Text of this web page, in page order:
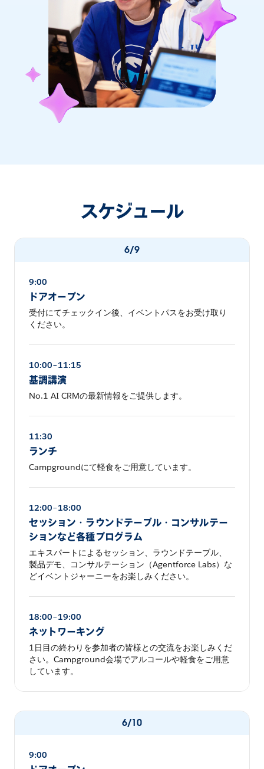
スケジュール
6/9
9:00
ドアオープン
受付にてチェックイン後、イベントパスをお受け取り
ください。
10:00–11:15
基調講演
No.1 AI CRMの最新情報をご提供します。
11:30
ランチ
Campgroundにて軽食をご用意しています。
12:00–18:00
セッション・ラウンドテーブル・コンサルテー
ションなど各種プログラム
エキスパートによるセッション、ラウンドテーブル、
製品デモ、コンサルテーション（Agentforce Labs）な
どイベントジャーニーをお楽しみください。
18:00–19:00
ネットワーキング
1日目の終わりを参加者の皆様との交流をお楽しみくだ
さい。Campground会場でアルコールや軽食をご用意
しています。
6/10
9:00